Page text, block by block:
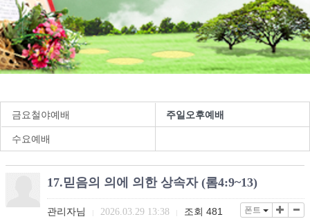
금요철야예배 주일오후예배
수요예배
17.믿음의 의에 의한 상속자 (롬4:9~13)
관리자님 2026.03.29 13:38 조회 481 폰트